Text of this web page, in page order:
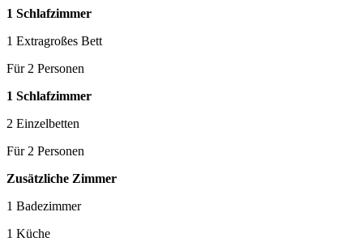
1 Schlafzimmer
1 Extragroßes Bett
Für 2 Personen
1 Schlafzimmer
2 Einzelbetten
Für 2 Personen
Zusätzliche Zimmer
1 Badezimmer
1 Küche